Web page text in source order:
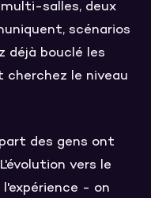
salles, deux
scénarios
déjà bouclé les
le niveau
des gens ont
vers le
- on